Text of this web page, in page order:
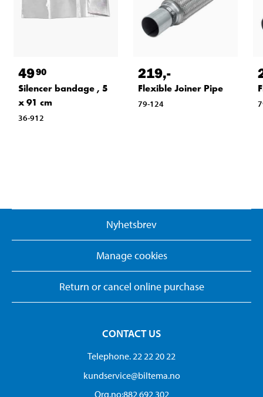
4990
Silencer bandage , 5
x 91 cm
36-912
219,-
Flexible Joiner Pipe
79-124
Nyhetsbrev
Manage cookies
Return or cancel online purchase
CONTACT US
Telephone. 22 22 20 22
kundservice@biltema.no
Org.no:882 692 302